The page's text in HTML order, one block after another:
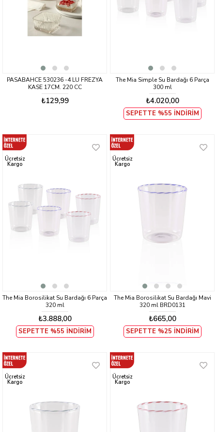
PASABAHCE 530236 -4 LU FREZYA
KASE 17CM. 220 CC
₺129,99
The Mia Simple Su Bardağı 6 Parça
300 ml
₺4.020,00
SEPETTE %55 İNDİRİM
The Mia Borosilikat Su Bardağı 6 Parça
320 ml
₺3.888,00
SEPETTE %55 İNDİRİM
Ücretsiz
Kargo
The Mia Borosilikat Su Bardağı Mavi
320 ml BRD0131
₺665,00
SEPETTE %25 İNDİRİM
Ücretsiz
Kargo
Ücretsiz
Kargo
Ücretsiz
Kargo